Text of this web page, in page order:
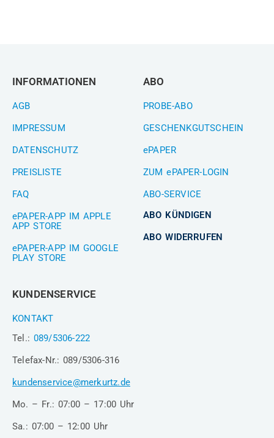
INFORMATIONEN
AGB
IMPRESSUM
DATENSCHUTZ
PREISLISTE
FAQ
ePAPER-APP IM APPLE
APP STORE
ePAPER-APP IM GOOGLE
PLAY STORE
ABO
PROBE-ABO
GESCHENKGUTSCHEIN
ePAPER
ZUM ePAPER-LOGIN
ABO-SERVICE
ABO KÜNDIGEN
ABO WIDERRUFEN
KUNDENSERVICE
KONTAKT
Tel.: 089/5306-222
Telefax-Nr.: 089/5306-316
kundenservice@merkurtz.de
Mo. – Fr.: 07:00 – 17:00 Uhr
Sa.: 07:00 – 12:00 Uhr